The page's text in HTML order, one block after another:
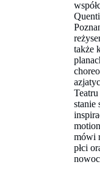
także
stanie
mówi
płci